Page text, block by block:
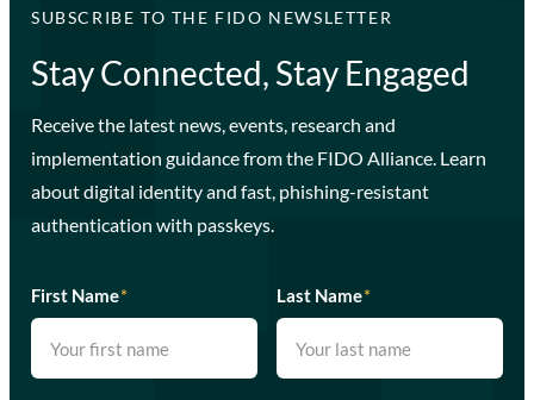
SUBSCRIBE TO THE FIDO NEWSLETTER
Stay Connected, Stay Engaged
Receive the latest news, events, research and
implementation guidance from the FIDO Alliance. Learn
about digital identity and fast, phishing-resistant
authentication with passkeys.
First Name* Last Name*